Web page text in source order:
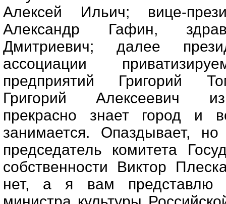
Алексей Ильич; вице-
Александр Гафин,
Дмитриевич; далее
ассоциации
предприятий Григорий
Григорий Алексеевич из
прекрасно знает город и
занимается. Опаздывает,
председатель комитета
собственности Виктор
нет, а я вам представлю